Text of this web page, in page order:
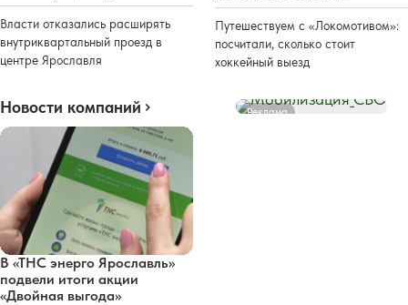
Власти отказались расширять
внутриквартальный проезд в
центре Ярославля
Путешествуем с «Локомотивом»:
посчитали, сколько стоит
хоккейный выезд
Новости компаний
В «ТНС энерго Ярославль»
подвели итоги акции
«Двойная выгода»
Реклама